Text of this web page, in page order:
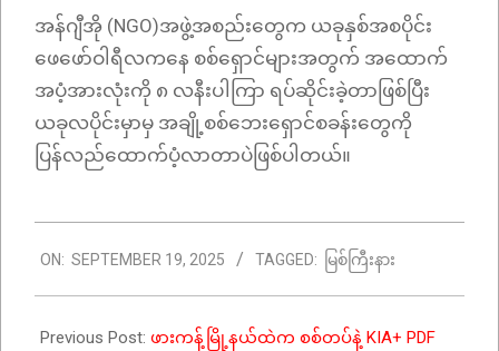
အန်ဂျီအို (NGO)အဖွဲ့အစည်းတွေက ယခုနှစ်အစပိုင်း
ဖေဖော်ဝါရီလကနေ စစ်ရှောင်များအတွက် အထောက်
အပံ့အားလုံးကို ၈ လနီးပါကြာ ရပ်ဆိုင်းခဲ့တာဖြစ်ပြီး
ယခုလပိုင်းမှာမှ အချို့စစ်ဘေးရှောင်စခန်းတွေကို
ပြန်လည်ထောက်ပံ့လာတာပဲဖြစ်ပါတယ်။
09-
19
ON: SEPTEMBER 19, 2025 TAGGED: မြစ်ကြီးနား
Previous Post: ဖားကန့်မြို့နယ်ထဲက စစ်တပ်နဲ့ KIA+ PDF